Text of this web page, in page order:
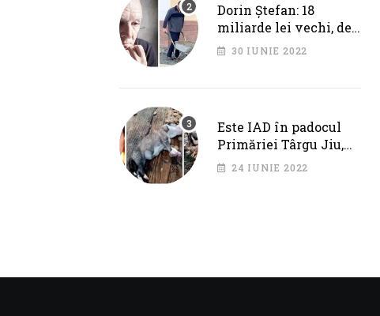
Dorin Ștefan: 18
miliarde lei vechi, de
la Primăria Târgu Jiu.
30 IUNIE 2022
Este IAD în padocul
Primăriei Târgu Jiu,
dar IPJ Gorj spune
24 IUNIE 2022